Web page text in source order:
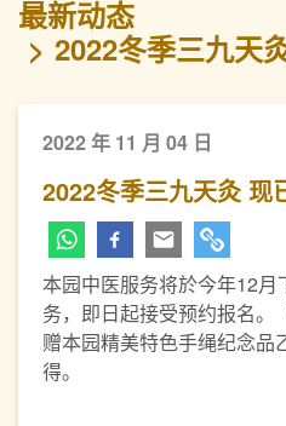
最新动态
2022冬季三九天
2022 年 11 月 04 日
2022冬季三九天灸 现
本园中医服务将於今年12
务，即日起接受预约报名。
赠本园精美特色手绳纪念品
得。